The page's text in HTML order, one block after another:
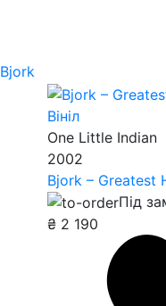
Bjork
Вініл
One Little Indian
2002
Bjork – Greatest
Під
₴ 2 190